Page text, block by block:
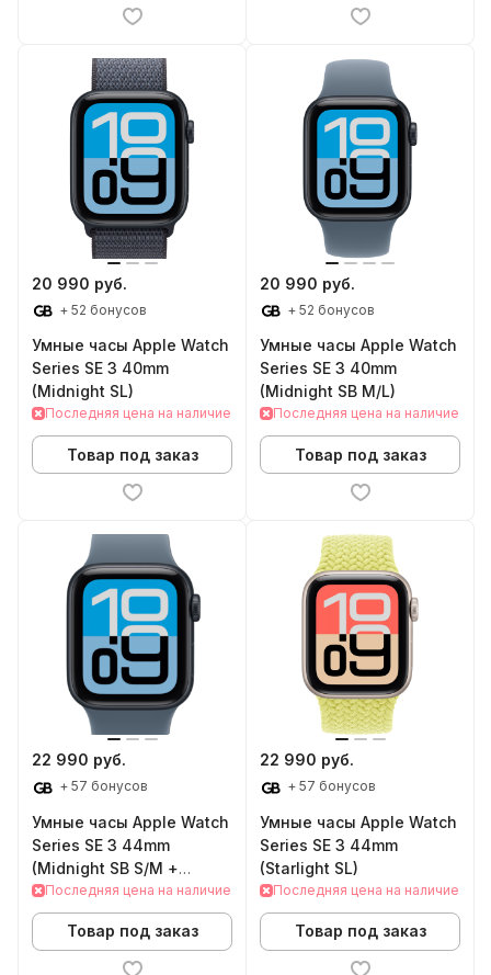
20 990 руб.
+ 52 бонусов
Умные часы Apple Watch
Series SE 3 40mm
(Midnight SL)
Последняя цена на наличие
Товар под заказ
20 990 руб.
+ 52 бонусов
Умные часы Apple Watch
Series SE 3 40mm
(Midnight SB M/L)
Последняя цена на наличие
Товар под заказ
22 990 руб.
+ 57 бонусов
Умные часы Apple Watch
Series SE 3 44mm
(Midnight SB S/M +
Cellular)
Последняя цена на наличие
Товар под заказ
22 990 руб.
+ 57 бонусов
Умные часы Apple Watch
Series SE 3 44mm
(Starlight SL)
Последняя цена на наличие
Товар под заказ